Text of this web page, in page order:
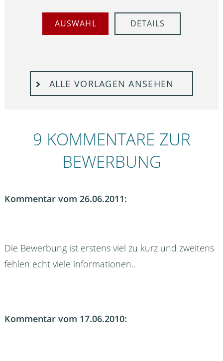
AUSWAHL DETAILS
ALLE VORLAGEN ANSEHEN
9 KOMMENTARE ZUR
BEWERBUNG
Kommentar vom 26.06.2011:
Die Bewerbung ist erstens viel zu kurz und zweitens
fehlen echt viele informationen..
Kommentar vom 17.06.2010: